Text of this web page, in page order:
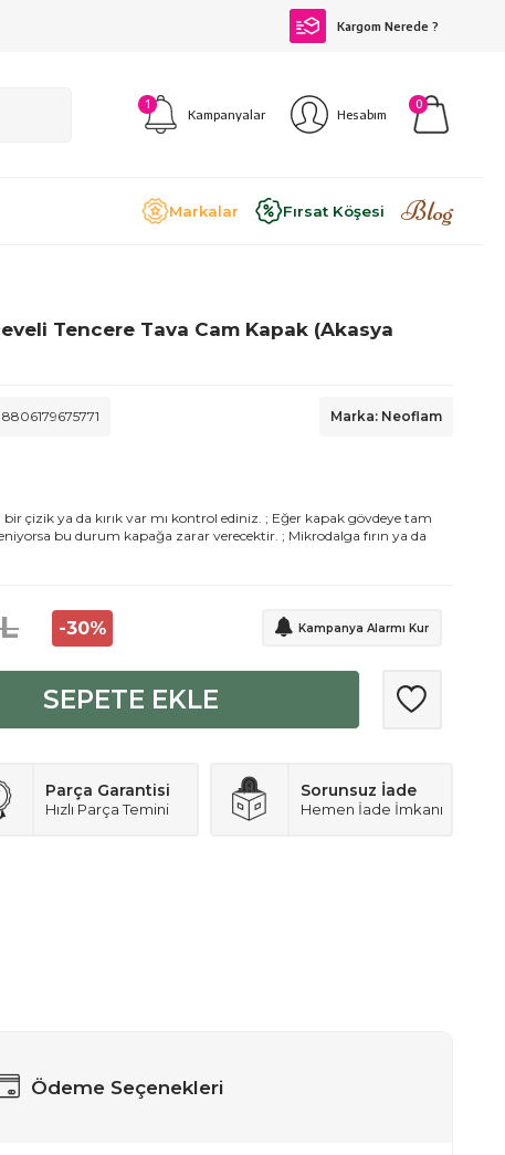
Kargom Nerede ?
1
Kampanyalar Hesabım
0
Markalar Fırsat Köşesi Blog
Tencere Tava Cam Kapak (Akasya
8806179675771 Marka: Neoflam
çizik ya da kırık var mı kontrol ediniz. ; Eğer kapak gövdeye tam
bu durum kapağa zarar verecektir. ; Mikrodalga fırın ya da
-30% Kampanya Alarmı Kur
SEPETE EKLE
Parça Garantisi
Hızlı Parça Temini
Sorunsuz İade
Hemen İade İmkanı
Ödeme Seçenekleri